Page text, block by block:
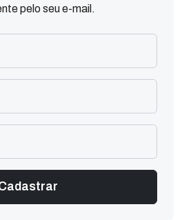
pelo seu e-mail.